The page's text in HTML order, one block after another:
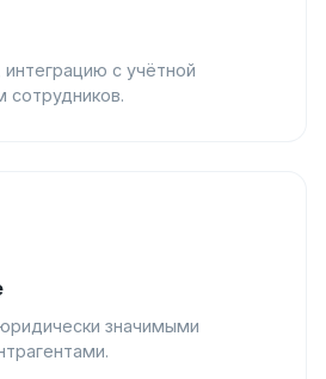
с учётной
сотрудников.
значимыми